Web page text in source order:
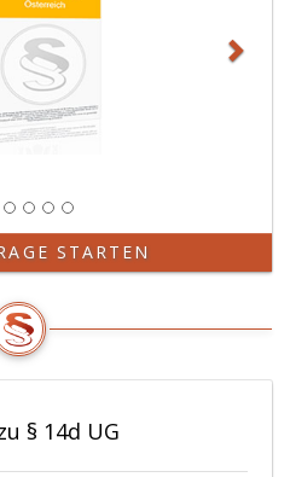
STARTEN
§ 14d UG